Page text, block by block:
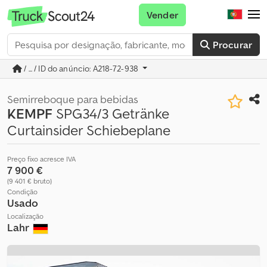
Procurar
Vender
/ ... / ID do anúncio: A218-72-938
Semirreboque para bebidas
KEMPF SPG34/3 Getränke
Curtainsider Schiebeplane
Preço fixo acresce IVA
7 900 €
(9 401 € bruto)
Condição
Usado
Localização
Lahr